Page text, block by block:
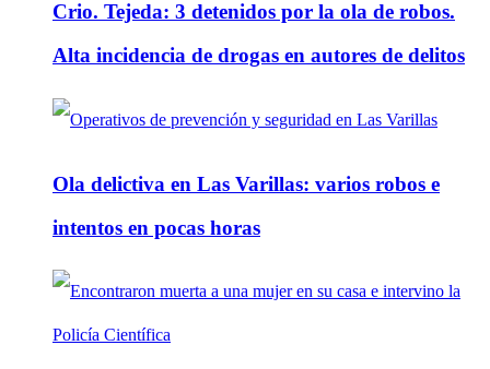
Crio. Tejeda: 3 detenidos por la ola de robos.
Alta incidencia de drogas en autores de delitos
Ola delictiva en Las Varillas: varios robos e
intentos en pocas horas